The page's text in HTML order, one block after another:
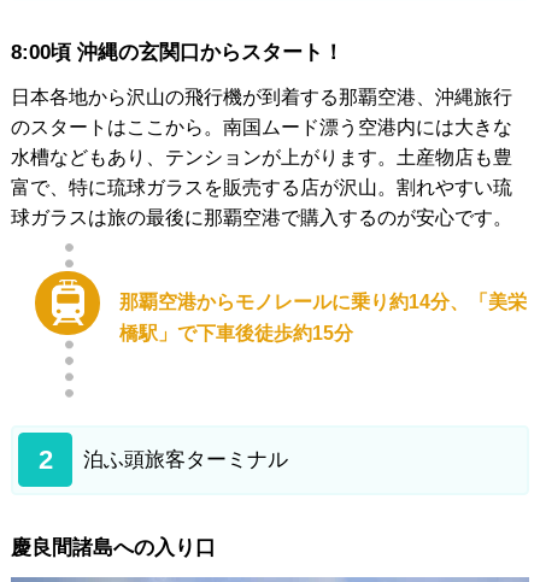
8:00頃 沖縄の玄関口からスタート！
日本各地から沢山の飛行機が到着する那覇空港、沖縄旅行
のスタートはここから。南国ムード漂う空港内には大きな
水槽などもあり、テンションが上がります。土産物店も豊
富で、特に琉球ガラスを販売する店が沢山。割れやすい琉
球ガラスは旅の最後に那覇空港で購入するのが安心です。
那覇空港からモノレールに乗り約14分、「美栄
橋駅」で下車後徒歩約15分
2 泊ふ頭旅客ターミナル
慶良間諸島への入り口